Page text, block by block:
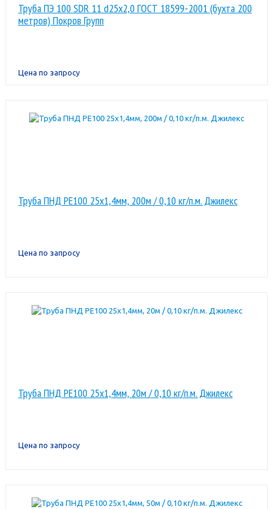
Труба ПЭ 100 SDR 11 d25x2,0 ГОСТ 18599-2001 (бухта 200
метров) Покров Групп
Цена по запросу
Труба ПНД РЕ100 25х1,4мм, 200м / 0,10 кг/п.м. Джилекс
Цена по запросу
Труба ПНД РЕ100 25х1,4мм, 20м / 0,10 кг/п.м. Джилекс
Цена по запросу